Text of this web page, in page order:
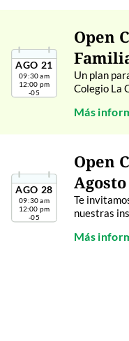
AGO 21
09:30 am
12:00 pm
-05
Open
Un plan
Colegio La
Más
AGO 28
09:30 am
12:00 pm
-05
Open
Agosto
Te
nuestras
Más